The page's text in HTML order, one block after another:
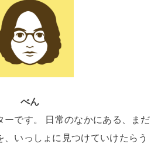
べん
ーです。 日常のなかにある、まだ
いっしょに見つけていけたらう